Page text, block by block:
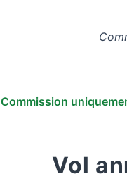
Commission
Vol